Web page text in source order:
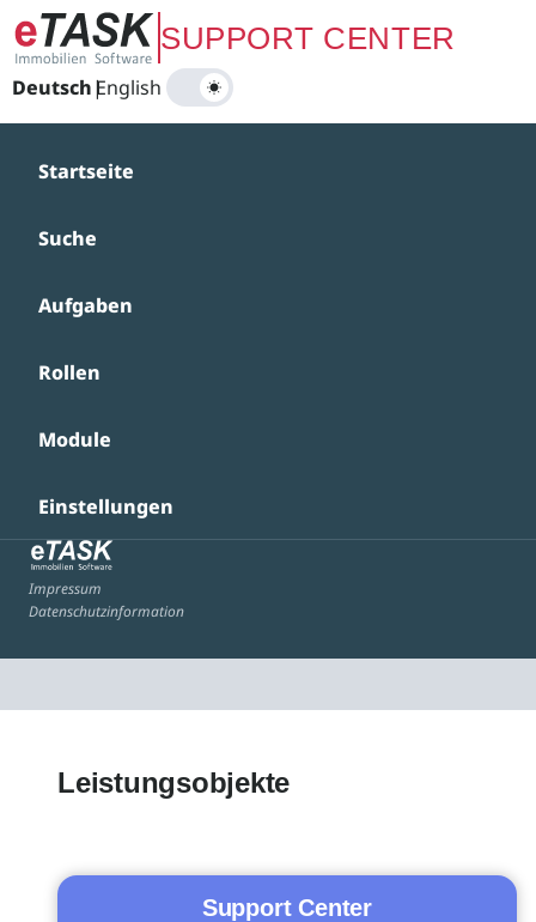
Zum Hauptinhalt springenSUPPORT CENTER
Deutsch|
English
Startseite
Suche
Aufgaben
Rollen
Module
Einstellungen
Impressum
Datenschutzinformation
Leistungsobjekte
Support Center